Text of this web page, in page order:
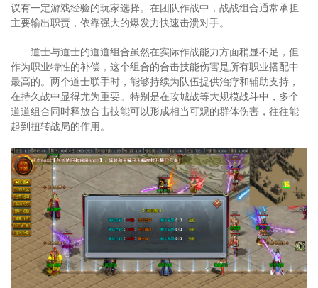
议有一定游戏经验的玩家选择。在团队作战中，战战组合通常承担
主要输出职责，依靠强大的爆发力快速击溃对手。
道士与道士的道道组合虽然在实际作战能力方面稍显不足，但
作为职业特性的补偿，这个组合的合击技能伤害是所有职业搭配中
最高的。两个道士联手时，能够持续为队伍提供治疗和辅助支持，
在持久战中显得尤为重要。特别是在攻城战等大规模战斗中，多个
道道组合同时释放合击技能可以形成相当可观的群体伤害，往往能
起到扭转战局的作用。